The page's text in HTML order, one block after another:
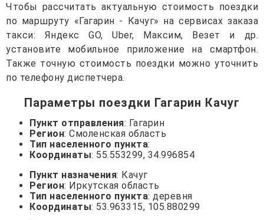
Чтобы рассчитать актуальную стоимость поездки
по маршруту «Гагарин - Качуг» на сервисах заказа
такси: Яндекс GO, Uber, Максим, Везет и др.
установите мобильное приложение на смартфон.
Также точную стоимость поездки можно уточнить
по телефону диспетчера.
Параметры поездки Гагарин Качуг
Пункт отправления: Гагарин
Регион: Смоленская область
Тип населенного пункта:
Координаты: 55.553299, 34.996854
Пункт назначения: Качуг
Регион: Иркутская область
Тип населенного пункта: деревня
Координаты: 53.963315, 105.880299